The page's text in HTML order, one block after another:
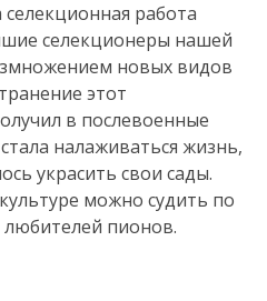
работа
селекционеры нашей
новых видов
этот
в послевоенные
налаживаться жизнь,
украсить свои сады.
можно судить по
любителей пионов.